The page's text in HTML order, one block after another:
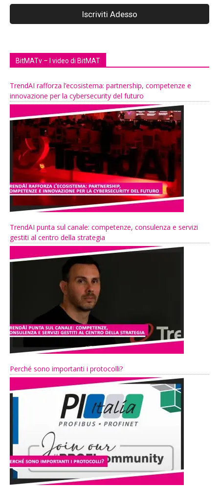
BitMATv – I video di BitMAT
TrendAI rafforza l’ecosistema: partnership, competenze e
innovazione per la cybersecurity del futuro
TrendAI punta sul canale: competenze, consulenza e servizi
gestiti al centro della strategia
Perché sono importanti i protocolli?